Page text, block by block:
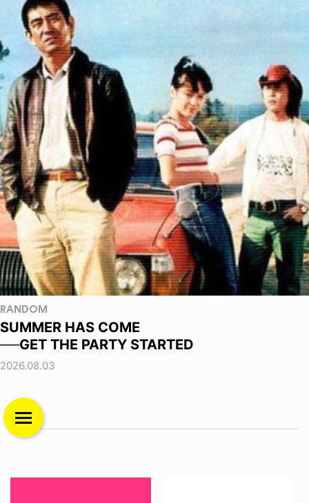
RANDOM
SUMMER HAS COME
──GET THE PARTY STARTED
2026.08.03